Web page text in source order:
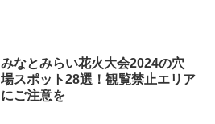
みなとみらい花火大会2024の穴
場スポット28選！観覧禁止エリア
にご注意を